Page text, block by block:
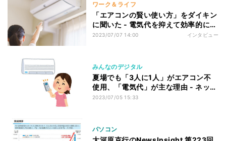
ワーク＆ライフ
「エアコンの賢い使い方」をダイキン
に聞いた - 電気代を抑えて効率的に部
屋を冷やすには"コツ"があった
2023/07/07 14:00 インタビュー
みんなのデジタル
夏場でも「3人に1人」がエアコン不
使用、「電気代」が主な理由 - ネット
「ひぇっ」「政治家ども…」
2023/07/05 15:33
パソコン